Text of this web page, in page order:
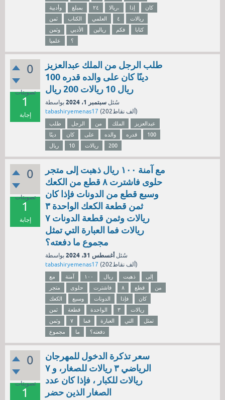
وأدبية
بمبلغ ٢٤ ريالا، إذا
كان
ثمن
الكتاب العلمي ٤
ريالات
وثمن
الأدبي ريالين فكم
كتابا
علميا
؟
0
تصويتات
1
إجابة
طلب الرجل من الملك عبدالعزيز
دينًا كان على والده قدره 100
ريال 10 ريالات 200 ريال
سُئل سبتمبر 1، 2024
بواسطة
tabashiryemenas17 ( 202ألف نقاط)
طلب الرجل من الملك
عبدالعزيز
دينًا
كان على والده قدره
100
ريال
10 ريالات 200
0
تصويتات
1
إجابة
مع آمنة ١٠٠ ريال ذهبت إلى متجر
حلوى فاشترت ٨ قطع من الكعك
وسبع قطع من الدونات فإذا كان
ثمن قطعة الكعك الواحدة ٣
ريالات وثمن قطعة الدونات ٧
ريالات فما العبارة التي تمثل
مجموع ما دفعته؟
سُئل أغسطس 31، 2024
بواسطة
tabashiryemenas17 ( 202ألف نقاط)
مع آمنة ١٠٠ ريال ذهبت
إلى
متجر
حلوى فاشترت ٨ قطع
من
الكعك
وسبع الدونات فإذا
كان
ثمن
قطعة الواحدة ٣
ريالات
وثمن
٧ فما العبارة التي
تمثل
مجموع
ما دفعته؟
0
تصويتات
1
سعر تذكرة الدخول للمهرجان
الرياضي ٣ ريالات للصغار، و ٧
ريالات للكبار ، فإذا كان عدد
الصغار الذين حضر